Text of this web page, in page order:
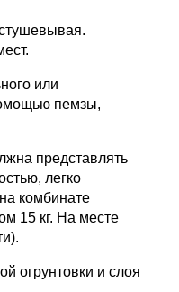
или
пемзы,
представлять
легко
комбинате
15 кг. На месте
огрунтовки и слоя